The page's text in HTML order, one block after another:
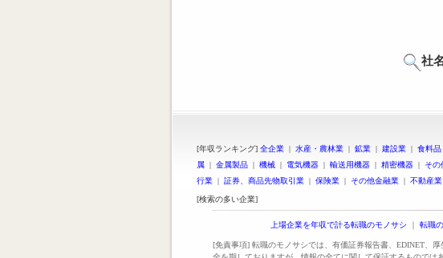
社
[年収ランキング] 全企業 | 水産・農林業 | 鉱業 | 建設業 | 食料品
属 | 金属製品 | 機械 | 電気機器 | 輸送用機器 | 精密機器 | その
行業 | 証券、商品先物取引業 | 保険業 | その他金融業 | 不動産業
[検索の多い企業]
上場企業を年収で計る転職のモノサシ ｜ 転職
[免責事項] 転職のモノサシでは、有価証券報告書、EDINET、